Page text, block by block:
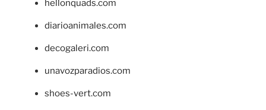
hellonquads.com
diarioanimales.com
decogaleri.com
unavozparadios.com
shoes-vert.com